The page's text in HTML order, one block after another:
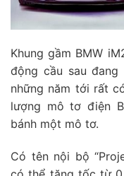
Khung gầm BMW
động cầu sau
những năm tới rất
lượng mô tơ điện
bánh một mô tơ.
Có tên nội bộ